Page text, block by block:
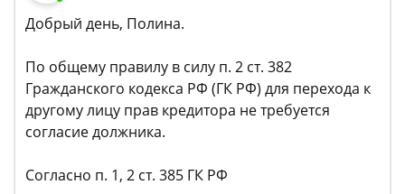
Добрый день, Полина.
По общему правилу в силу п. 2 ст. 382
Гражданского кодекса РФ (ГК РФ) для перехода к
другому лицу прав кредитора не требуется
согласие должника.
Согласно п. 1, 2 ст. 385 ГК РФ